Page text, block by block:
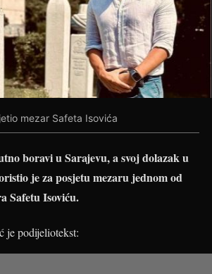
mezar Safeta Isovića
boravi u Sarajevu, a svoj dolazak u
je za posjetu mezaru jednom od
Safetu Isoviću.
je podijeliotekst: